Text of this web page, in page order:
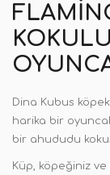
Dina Kubus
harika bir
bir ahududu
Küp, köpeğiniz